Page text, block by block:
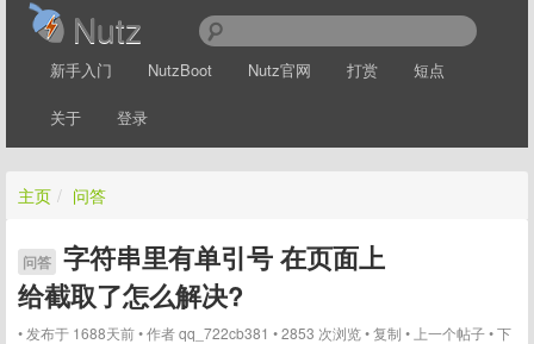
Nutz
新手入门 NutzBoot Nutz官网 打赏 短点
关于 登录
主页 / 问答
问答 字符串里有单引号 在页面上
给截取了怎么解决?
发布于 1688天前 作者qq_722cb381 2853 次浏览 复制 上一个帖子 下